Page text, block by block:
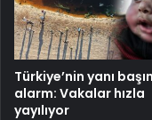
Türkiye’nin yanı
alarm: Vakalar hızla
yayılıyor